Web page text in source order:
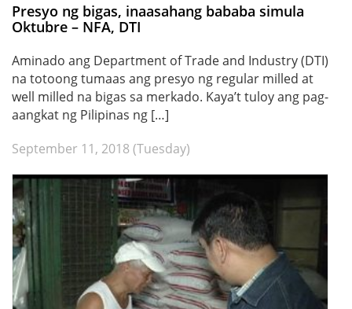
Presyo ng bigas, inaasahang bababa simula
Oktubre – NFA, DTI
Aminado ang Department of Trade and Industry (DTI)
na totoong tumaas ang presyo ng regular milled at
well milled na bigas sa merkado. Kaya’t tuloy ang pag-
aangkat ng Pilipinas ng […]
September 11, 2018 (Tuesday)